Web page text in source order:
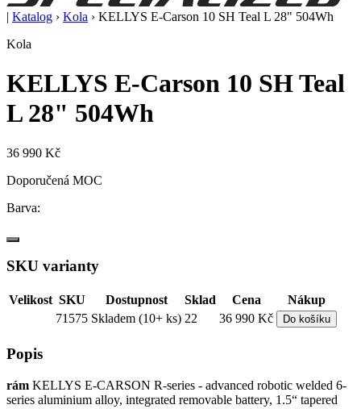
| Katalog › Kola › KELLYS E-Carson 10 SH Teal L 28" 504Wh
Kola
KELLYS E-Carson 10 SH Teal
L 28" 504Wh
36 990 Kč
Doporučená MOC
Barva:
SKU varianty
Velikost SKU Dostupnost Sklad Cena
Nákup
71575 Skladem (10+ ks) 22 36 990 Kč Do košíku
Popis
rám KELLYS E-CARSON R-series - advanced robotic welded 6-
series aluminium alloy, integrated removable battery, 1.5“ tapered